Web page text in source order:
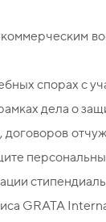
спорах с
дела о
GRATA